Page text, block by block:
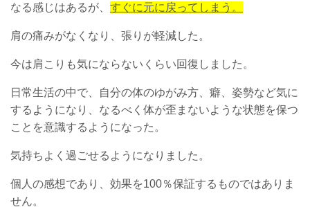
なる感じはあるが、 すぐに元に戻ってしまう。
肩の痛みがなくなり、張りが軽減した。
今は肩こりも気にならないくらい回復しました。
日常生活の中で、自分の体のゆがみ方、癖、姿勢など気に
するようになり、なるべく体が歪まないような状態を保つ
ことを意識するようになった。
気持ちよく過ごせるようになりました。
個人の感想であり、効果を100％保証するものではありま
せん。